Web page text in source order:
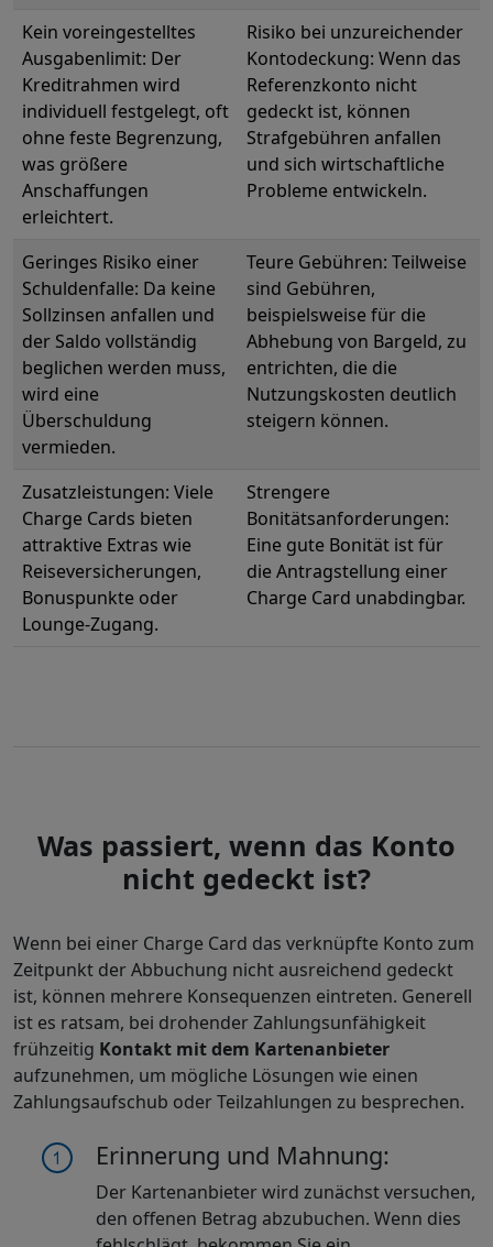
Kein voreingestelltes
Ausgabenlimit: Der
Kreditrahmen wird
individuell festgelegt, oft
ohne feste Begrenzung,
was größere
Anschaffungen
erleichtert.
Risiko bei unzureichender
Kontodeckung: Wenn das
Referenzkonto nicht
gedeckt ist, können
Strafgebühren anfallen
und sich wirtschaftliche
Probleme entwickeln.
Geringes Risiko einer
Schuldenfalle: Da keine
Sollzinsen anfallen und
der Saldo vollständig
beglichen werden muss,
wird eine
Überschuldung
vermieden.
Teure Gebühren: Teilweise
sind Gebühren,
beispielsweise für die
Abhebung von Bargeld, zu
entrichten, die die
Nutzungskosten deutlich
steigern können.
Zusatzleistungen: Viele
Charge Cards bieten
attraktive Extras wie
Reiseversicherungen,
Bonuspunkte oder
Lounge-Zugang.
Strengere
Bonitätsanforderungen:
Eine gute Bonität ist für
die Antragstellung einer
Charge Card unabdingbar.
Was passiert, wenn das Konto
nicht gedeckt ist?
Wenn bei einer Charge Card das verknüpfte Konto zum
Zeitpunkt der Abbuchung nicht ausreichend gedeckt
ist, können mehrere Konsequenzen eintreten. Generell
ist es ratsam, bei drohender Zahlungsunfähigkeit
frühzeitig Kontakt mit dem Kartenanbieter
aufzunehmen, um mögliche Lösungen wie einen
Zahlungsaufschub oder Teilzahlungen zu besprechen.
Erinnerung und Mahnung:
Der Kartenanbieter wird zunächst versuchen,
den offenen Betrag abzubuchen. Wenn dies